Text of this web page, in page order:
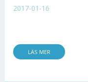
2017-01-16
LÄS MER